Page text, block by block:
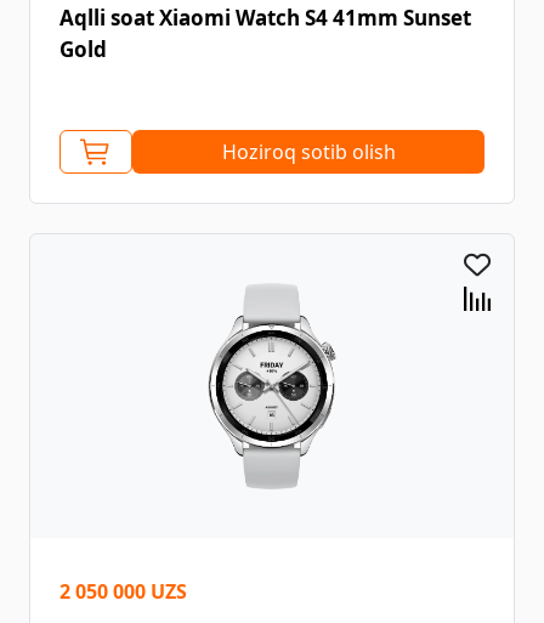
Aqlli soat Xiaomi Watch S4 41mm Sunset
Gold
Hoziroq sotib olish
2 050 000 UZS